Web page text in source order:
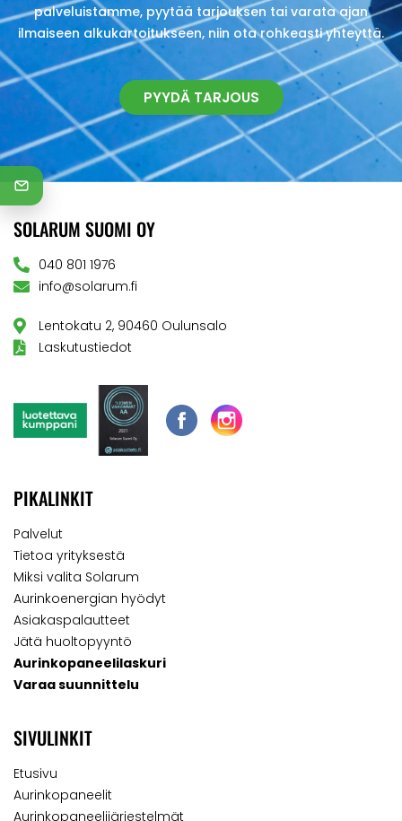
palveluistamme, pyytää tarjouksen tai varata ajan
ilmaiseen alkukartoitukseen, niin ota rohkeasti yhteyttä.
PYYDÄ TARJOUS
SOLARUM SUOMI OY
040 801 1976
info@solarum.fi
Lentokatu 2, 90460 Oulunsalo
Laskutustiedot
PIKALINKIT
Palvelut
Tietoa yrityksestä
Miksi valita Solarum
Aurinkoenergian hyödyt
Asiakaspalautteet
Jätä huoltopyyntö
Aurinkopaneelilaskuri
Varaa suunnittelu
SIVULINKIT
Etusivu
Aurinkopaneelit
Aurinkopaneelijärjestelmät